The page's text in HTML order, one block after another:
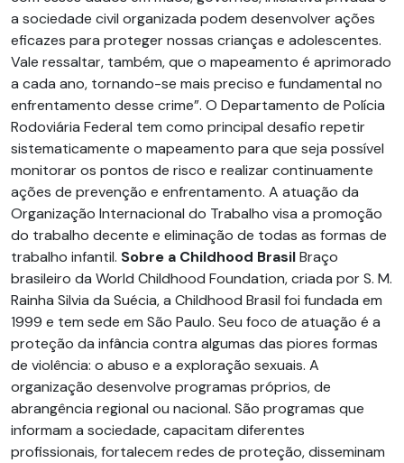
a sociedade civil organizada podem desenvolver ações
eficazes para proteger nossas crianças e adolescentes.
Vale ressaltar, também, que o mapeamento é aprimorado
a cada ano, tornando-se mais preciso e fundamental no
enfrentamento desse crime”. O Departamento de Polícia
Rodoviária Federal tem como principal desafio repetir
sistematicamente o mapeamento para que seja possível
monitorar os pontos de risco e realizar continuamente
ações de prevenção e enfrentamento. A atuação da
Organização Internacional do Trabalho visa a promoção
do trabalho decente e eliminação de todas as formas de
trabalho infantil. Sobre a Childhood BrasilBraço
brasileiro da World Childhood Foundation, criada por S. M.
Rainha Silvia da Suécia, a Childhood Brasil foi fundada em
1999 e tem sede em São Paulo. Seu foco de atuação é a
proteção da infância contra algumas das piores formas
de violência: o abuso e a exploração sexuais. A
organização desenvolve programas próprios, de
abrangência regional ou nacional. São programas que
informam a sociedade, capacitam diferentes
profissionais, fortalecem redes de proteção, disseminam